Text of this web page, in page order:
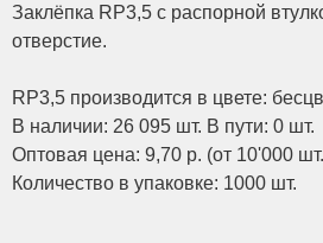
Заклёпка RP3,5 с распорной
отверстие.
RP3,5 производится в цвете:
В наличии: 26 095 шт. В пути: 0 шт.
Оптовая цена: 9,70 р. (от 10'000
Количество в упаковке: 1000 шт.